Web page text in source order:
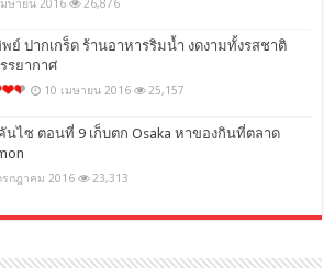
มษายน 2016 26,876
ย์ ปากเกร็ด ร้านอาหารริมน้ำ งดงามทั้งรสชาติ
รยากาศ
10 เมษายน 2016 25,157
นไซ ตอนที่ 9 เก็บตก Osaka หาของกินที่ตลาด
รกฎาคม 2016 23,313